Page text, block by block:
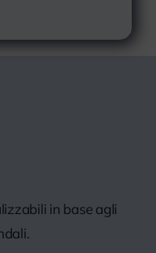
in base agli